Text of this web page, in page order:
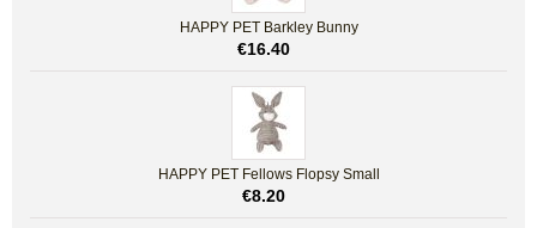
HAPPY PET Barkley Bunny
€16.40
HAPPY PET Fellows Flopsy Small
€8.20